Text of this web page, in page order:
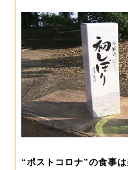
“ポストコロナ”の食事